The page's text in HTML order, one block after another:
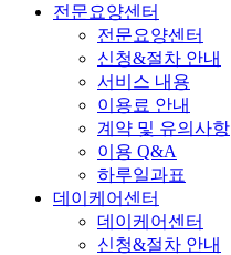
전문요양센터
전문요양센터
신청&절차 안내
서비스 내용
이용료 안내
계약 및 유의사항
이용 Q&A
하루일과표
데이케어센터
데이케어센터
신청&절차 안내